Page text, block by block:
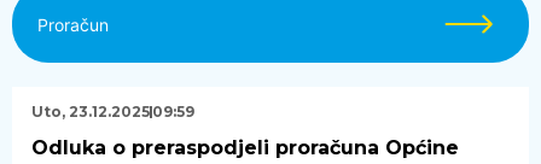
Proračun
Odluka o preraspodjeli proračuna Općine
Uto, 23.12.2025 09:59